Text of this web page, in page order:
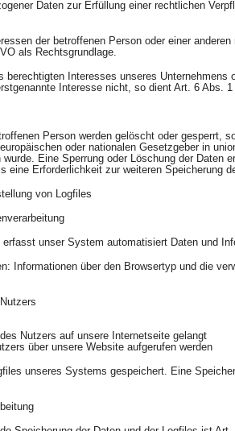
Daten zur Erfüllung einer rechtlichen
der betroffenen Person oder einer
als Rechtsgrundlage.
berechtigten Interesses unseres
Interesse nicht, so dient Art. 6 Abs.
Person werden gelöscht oder gesperrt,
oder nationalen Gesetzgeber in
Eine Sperrung oder Löschung der Daten
eine Erforderlichkeit zur weiteren Speicherung
von Logfiles
unser System automatisiert Daten und
Informationen über den Browsertyp und die
Nutzers auf unsere Internetseite gelangt
über unsere Website aufgerufen werden
unseres Systems gespeichert. Eine